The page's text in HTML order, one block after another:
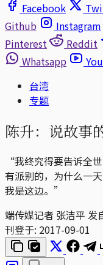
Facebook
Github
Instagram
Pinterest
Reddit
Whatsapp
台湾
专题
陈升：说故事
“我终究得要告诉全
有派别的，为什么一
我是这边。”
端传媒记者 张洁平 发
刊登于: 2017-09-01